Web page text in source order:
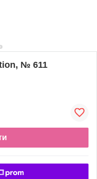
№ 611